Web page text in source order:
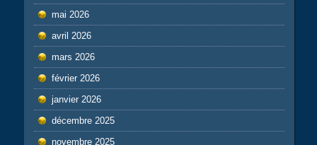
mai 2026
avril 2026
mars 2026
février 2026
janvier 2026
décembre 2025
novembre 2025